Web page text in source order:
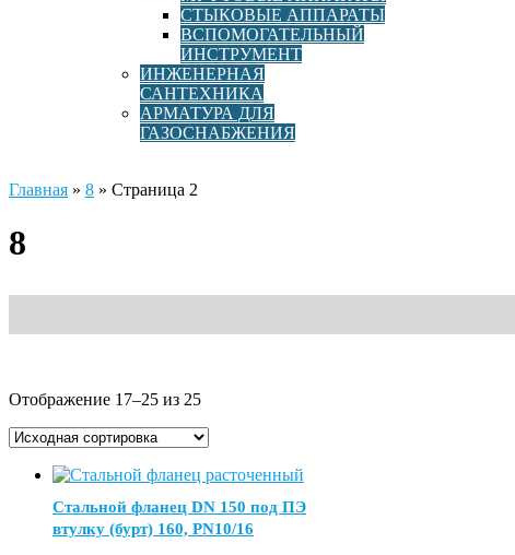
СТЫКОВЫЕ АППАРАТЫ
ВСПОМОГАТЕЛЬНЫЙ
ИНСТРУМЕНТ
ИНЖЕНЕРНАЯ
САНТЕХНИКА
АРМАТУРА ДЛЯ
ГАЗОСНАБЖЕНИЯ
Главная » 8 » Страница 2
8
Отображение 17–25 из 25
Стальной фланец DN 150 под ПЭ
втулку (бурт) 160, PN10/16